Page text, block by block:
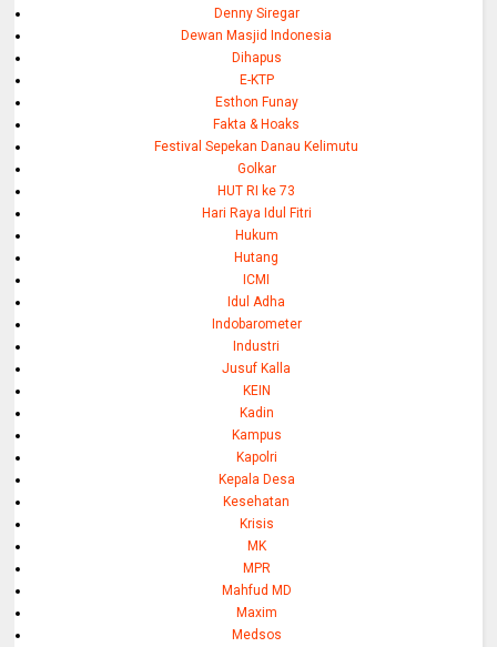
Denny Siregar
Dewan Masjid Indonesia
Dihapus
E-KTP
Esthon Funay
Fakta & Hoaks
Festival Sepekan Danau Kelimutu
Golkar
HUT RI ke 73
Hari Raya Idul Fitri
Hukum
Hutang
ICMI
Idul Adha
Indobarometer
Industri
Jusuf Kalla
KEIN
Kadin
Kampus
Kapolri
Kepala Desa
Kesehatan
Krisis
MK
MPR
Mahfud MD
Maxim
Medsos